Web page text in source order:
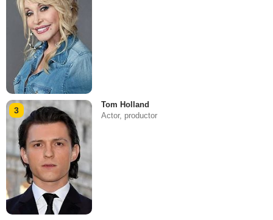
3
Tom Holland
Actor, productor